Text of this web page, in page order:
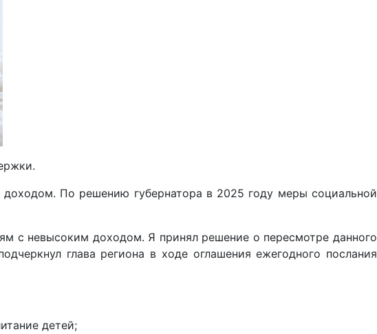
По решению губернатора в 2025 году меры социальной
с невысоким доходом. Я принял решение о пересмотре данного
глава региона в ходе оглашения ежегодного послания
детей;